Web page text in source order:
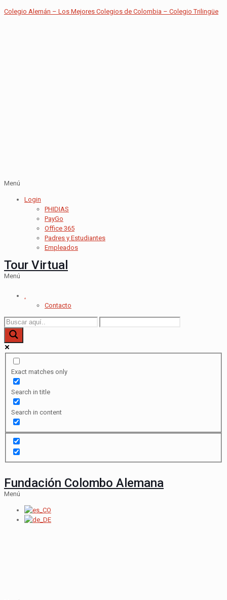
Colegio Alemán – Los Mejores Colegios de Colombia – Colegio Trilingüe
Menú
Login
PHIDIAS
PayGo
Office 365
Padres y Estudiantes
Empleados
Tour Virtual
Menú
.
Contacto
Exact matches only
Search in title
Search in content
Fundación Colombo Alemana
Menú